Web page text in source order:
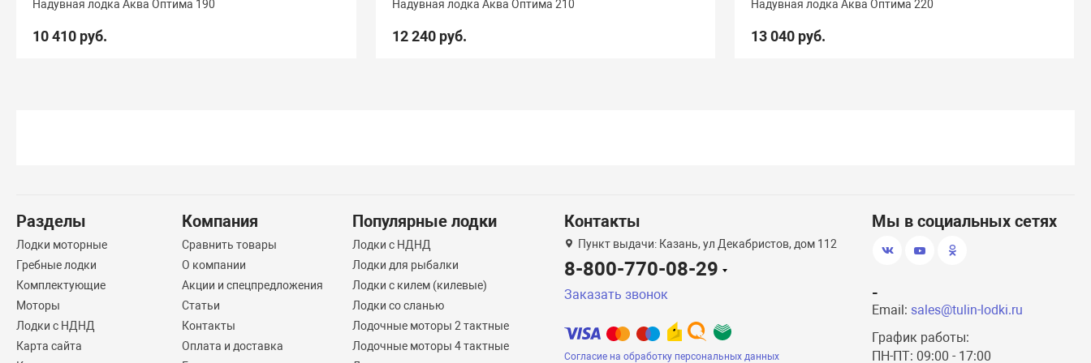
Надувная лодка Аква Оптима 190
10 410 руб.
Надувная лодка Аква Оптима 210
12 240 руб.
Надувная лодка Аква Оптима 220
13 040 руб.
Разделы
Лодки моторные
Гребные лодки
Комплектующие
Моторы
Лодки с НДНД
Карта сайта
Компания
Сравнить товары
О компании
Акции и спецпредложения
Статьи
Контакты
Оплата и доставка
Популярные лодки
Лодки с НДНД
Лодки для рыбалки
Лодки с килем (килевые)
Лодки со сланью
Лодочные моторы 2 тактные
Лодочные моторы 4 тактные
Контакты
Пункт выдачи: Казань, ул Декабристов, дом 112
8-800-770-08-29
Заказать звонок
Согласие на обработку персональных данных
Мы в социальных сетях
-
Email: sales@tulin-lodki.ru
График работы:
ПН-ПТ: 09:00 - 17:00